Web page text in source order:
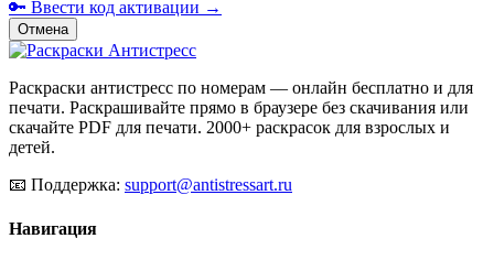
🔑 Ввести код активации →
Отмена
Раскраски антистресс по номерам — онлайн бесплатно и для
печати. Раскрашивайте прямо в браузере без скачивания или
скачайте PDF для печати. 2000+ раскрасок для взрослых и
детей.
📧 Поддержка: support@antistressart.ru
Навигация